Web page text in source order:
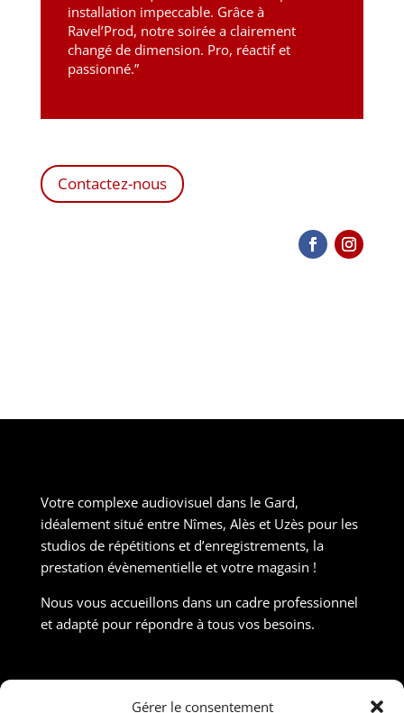
Gérer le consentement
installation impeccable. Grâce à
Ravel’Prod, notre soirée a clairement
changé de dimension. Pro, réactif et
passionné.”
Contactez-nous
Votre complexe audiovisuel dans le Gard,
idéalement situé entre Nîmes, Alès et Uzès pour les
studios de répétitions et d’enregistrements, la
prestation évènementielle et votre magasin !
Nous vous accueillons dans un cadre professionnel
et adapté pour répondre à tous vos besoins.